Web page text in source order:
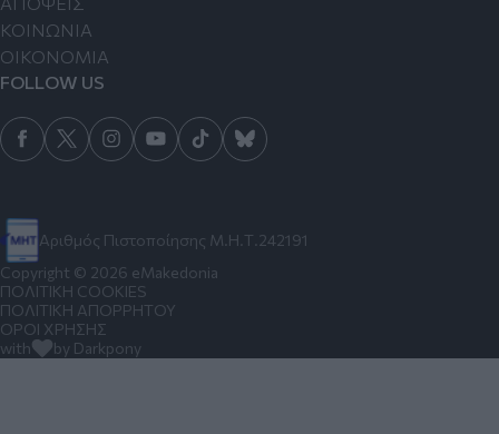
Αριθμός Πιστοποίησης Μ.Η.Τ.242191
ΚΟΙΝΩΝΙΑ
ΟΙΚΟΝΟΜΙΑ
FOLLOW US
Copyright © 2026 eMakedonia
ΠΟΛΙΤΙΚΗ COOKIES
ΠΟΛΙΤΙΚΗ ΑΠΟΡΡΗΤΟΥ
ΟΡΟΙ ΧΡΗΣΗΣ
with
by Darkpony